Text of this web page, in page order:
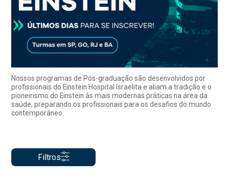
Nossos programas de Pós-graduação são desenvolvidos por
profissionais do Einstein Hospital Israelita e aliam a tradição e o
pioneirismo do Einstein às mais modernas práticas na área da
saúde, preparando os profissionais para os desafios do mundo
contemporâneo.
Filtros